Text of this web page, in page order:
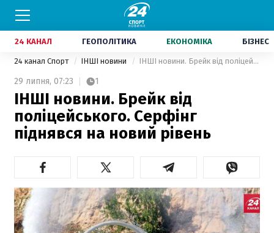
24 КАНАЛ ГЕОПОЛІТИКА ЕКОНОМІКА БІЗНЕС
24 канал Спорт ІНШІ новини ІНШІ новини. Брейк від поліцейського. Серфінг піднявся на новий рівень
29 липня, 07:23 1
ІНШІ новини. Брейк від
поліцейського. Серфінг
піднявся на новий рівень